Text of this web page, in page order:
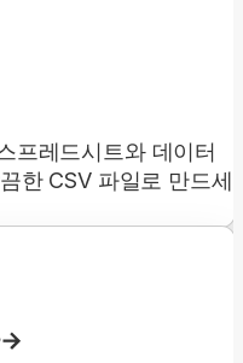
프레드시트와 데이터
한 CSV 파일로 만드세